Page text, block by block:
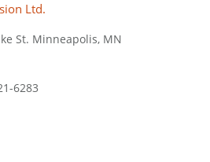
Ltd.
St. Minneapolis, MN
6283